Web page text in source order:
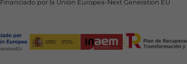
Financiado por la Unión Europea-Next Generation EU